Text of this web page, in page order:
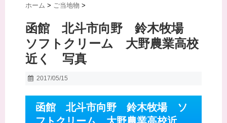
ホーム > ご当地物 >
函館 北斗市向野 鈴木牧場
ソフトクリーム 大野農業高校
近く 写真
2017/05/15
函館 北斗市向野 鈴木牧場 ソ